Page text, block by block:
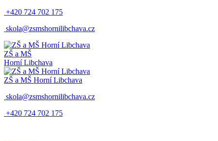
+420 724 702 175
skola@zsmshornilibchava.cz
ZŠ a MŠ
Horní Libchava
ZŠ a MŠ Horní Libchava
skola@zsmshornilibchava.cz
+420 724 702 175